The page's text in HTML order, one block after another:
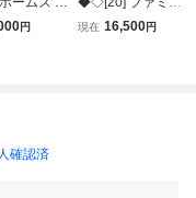
戦状 ファ
円
ーコンピュータ デ
現在 16,500円
確認済